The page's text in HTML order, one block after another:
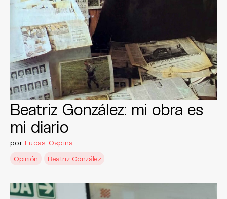
Beatriz González: mi obra es
mi diario
por Lucas Ospina
Opinión
Beatriz González